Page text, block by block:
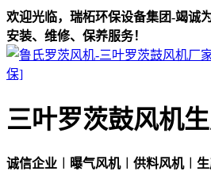
欢迎光临，瑞柘环保设备集团-竭诚
安装、维修、保养服务！
三叶罗茨鼓风机
诚信企业︱曝气风机︱供料风机︱